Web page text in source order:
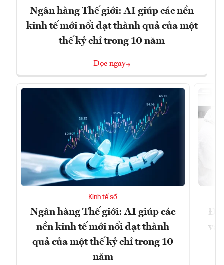
Ngân hàng Thế giới: AI giúp các nền
kinh tế mới nổi đạt thành quả của một
thế kỷ chỉ trong 10 năm
Đọc ngay
Kinh tế số
Ngân hàng Thế giới: AI giúp các
nền kinh tế mới nổi đạt thành
quả của một thế kỷ chỉ trong 10
năm